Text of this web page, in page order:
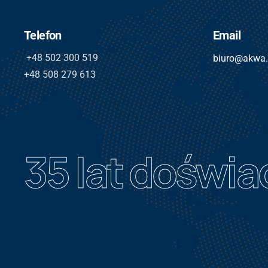
Telefon
+48 502 300 519
+48 508 279 613
Email
35 lat